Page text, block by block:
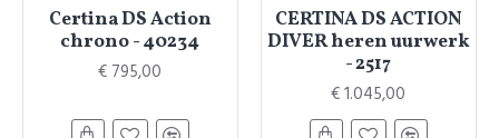
Certina DS Action
chrono - 40234
€ 795,00
CERTINA DS ACTION
DIVER heren uurwerk
- 2517
€ 1.045,00